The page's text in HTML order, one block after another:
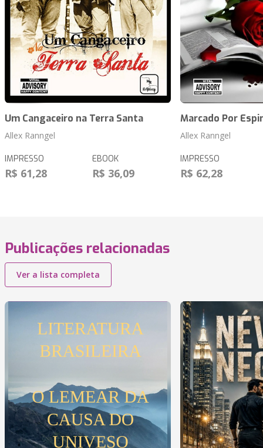
Um Cangaceiro na Terra Santa
Allex Ranngel
IMPRESSO
R$ 61,28
EBOOK
R$ 36,09
Marcado Por
Allex Ranngel
IMPRESSO
R$ 62,28
Publicações relacionadas
Ver a lista completa